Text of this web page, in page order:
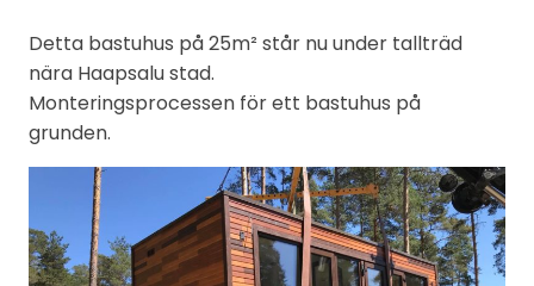
Detta bastuhus på 25m² står nu under tallträd
nära Haapsalu stad.
Monteringsprocessen för ett bastuhus på
grunden.